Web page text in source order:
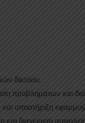
δικτύου.
προβλημάτων και
υποστήριξη
και διαχείριση